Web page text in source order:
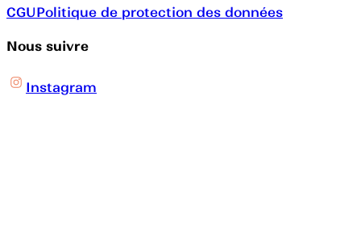
CGUPolitique de protection des données
Nous suivre
Instagram